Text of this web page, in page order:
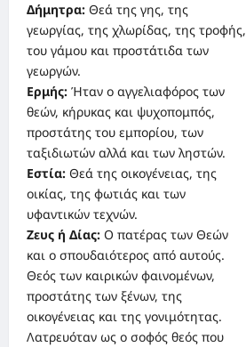
Δήμητρα: Θεά της γης, της
γεωργίας, της χλωρίδας, της τροφής,
του γάμου και προστάτιδα των
γεωργών.
Ερμής: Ήταν ο αγγελιαφόρος των
θεών, κήρυκας και ψυχοπομπός,
προστάτης του εμπορίου, των
ταξιδιωτών αλλά και των ληστών.
Εστία: Θεά της οικογένειας, της
οικίας, της φωτιάς και των
υφαντικών τεχνών.
Ζευς ή Δίας: Ο πατέρας των Θεών
και ο σπουδαιότερος από αυτούς.
Θεός των καιρικών φαινομένων,
προστάτης των ξένων, της
οικογένειας και της γονιμότητας.
Λατρευόταν ως ο σοφός θεός που